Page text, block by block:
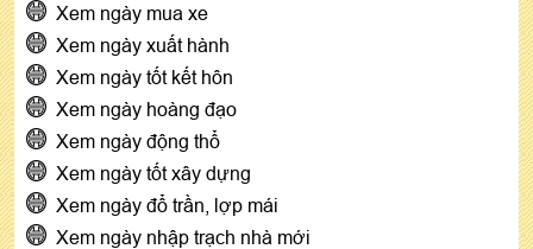
Xem ngày mua xe
Xem ngày xuất hành
Xem ngày tốt kết hôn
Xem ngày hoàng đạo
Xem ngày động thổ
Xem ngày tốt xây dựng
Xem ngày đổ trần, lợp mái
Xem ngày nhập trạch nhà mới